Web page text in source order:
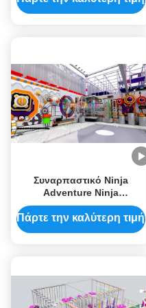
Συναρπαστικό Ninja
Adventure Ninja
Εσωτερικός Χώρος
Παιχνιδιού
Προσαρμοσμένο Σχέδιο
Πάρτε την καλύτερη τιμή